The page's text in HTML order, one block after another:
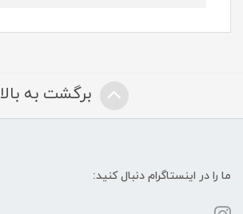
برگشت به بالا
ما را در اینستاگرام دنبال کنید: